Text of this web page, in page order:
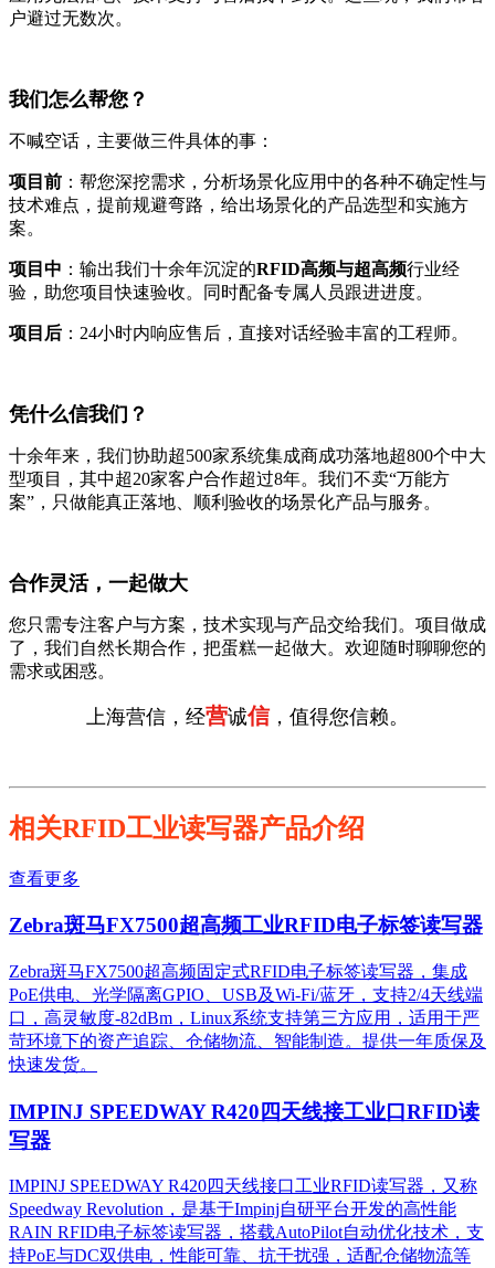
户避过无数次。
我们怎么帮您？
不喊空话，主要做三件具体的事：
项目前 ：帮您深挖需求，分析场景化应用中的各种不确定性与
技术难点，提前规避弯路，给出场景化的产品选型和实施方
案。
项目中 ：输出我们十余年沉淀的RFID高频与超高频行业经
验，助您项目快速验收。同时配备专属人员跟进进度。
项目后 ：24小时内响应售后，直接对话经验丰富的工程师。
凭什么信我们？
十余年来，我们协助超500家系统集成商成功落地超800个中大
型项目，其中超20家客户合作超过8年。我们不卖“万能方
案”，只做能真正落地、顺利验收的场景化产品与服务。
合作灵活，一起做大
您只需专注客户与方案，技术实现与产品交给我们。项目做成
了，我们自然长期合作，把蛋糕一起做大。欢迎随时聊聊您的
需求或困惑。
上海营信，经营诚信，值得您信赖。
相关RFID工业读写器产品介绍
查看更多
Zebra斑马FX7500超高频工业RFID电子标签读写器
Zebra斑马FX7500超高频固定式RFID电子标签读写器，集成
PoE供电、光学隔离GPIO、USB及Wi-Fi/蓝牙，支持2/4天线端
口，高灵敏度-82dBm，Linux系统支持第三方应用，适用于严
苛环境下的资产追踪、仓储物流、智能制造。提供一年质保及
快速发货。
IMPINJ SPEEDWAY R420四天线接工业口RFID读
写器
IMPINJ SPEEDWAY R420四天线接口工业RFID读写器，又称
Speedway Revolution，是基于Impinj自研平台开发的高性能
RAIN RFID电子标签读写器，搭载AutoPilot自动优化技术，支
持PoE与DC双供电，性能可靠、抗干扰强，适配仓储物流等